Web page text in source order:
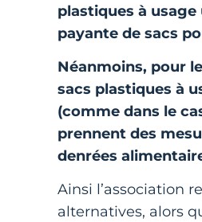
plastiques à
payante de sacs
Néanmoins, pour
sacs plastiques à
(comme dans le
prennent des
denrées
Ainsi l’association
alternatives, alors